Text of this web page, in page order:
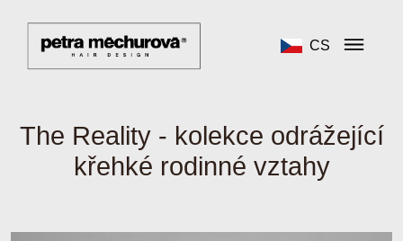
CS
The Reality - kolekce odrážející
křehké rodinné vztahy